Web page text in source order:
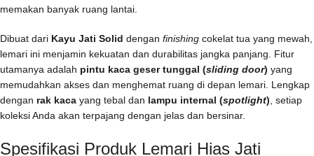
memakan banyak ruang lantai.
Dibuat dari Kayu Jati Solid dengan finishing cokelat tua yang mewah,
lemari ini menjamin kekuatan dan durabilitas jangka panjang. Fitur
utamanya adalah pintu kaca geser tunggal (sliding door) yang
memudahkan akses dan menghemat ruang di depan lemari. Lengkap
dengan rak kaca yang tebal dan lampu internal (spotlight) , setiap
koleksi Anda akan terpajang dengan jelas dan bersinar.
Spesifikasi Produk Lemari Hias Jati